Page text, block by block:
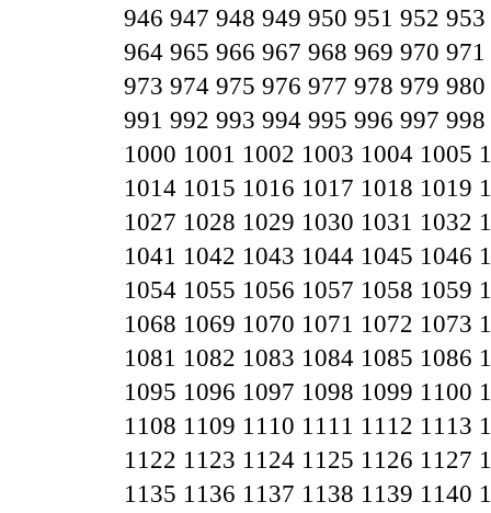
946 947 948 949 950 951 952 953
964 965 966 967 968 969 970 971
973 974 975 976 977 978 979 980
991 992 993 994 995 996 997 998
1000 1001 1002 1003 1004 1005
1014 1015 1016 1017 1018 1019
1027 1028 1029 1030 1031 1032
1041 1042 1043 1044 1045 1046
1054 1055 1056 1057 1058 1059
1068 1069 1070 1071 1072 1073
1081 1082 1083 1084 1085 1086
1095 1096 1097 1098 1099 1100
1108 1109 1110 1111 1112 1113
1122 1123 1124 1125 1126 1127
1135 1136 1137 1138 1139 1140